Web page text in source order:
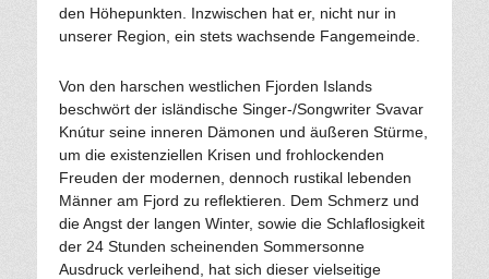
den Höhepunkten. Inzwischen hat er, nicht nur in
unserer Region, ein stets wachsende Fangemeinde.
Von den harschen westlichen Fjorden Islands
beschwört der isländische Singer-/Songwriter Svavar
Knútur seine inneren Dämonen und äußeren Stürme,
um die existenziellen Krisen und frohlockenden
Freuden der modernen, dennoch rustikal lebenden
Männer am Fjord zu reflektieren. Dem Schmerz und
die Angst der langen Winter, sowie die Schlaflosigkeit
der 24 Stunden scheinenden Sommersonne
Ausdruck verleihend, hat sich dieser vielseitige